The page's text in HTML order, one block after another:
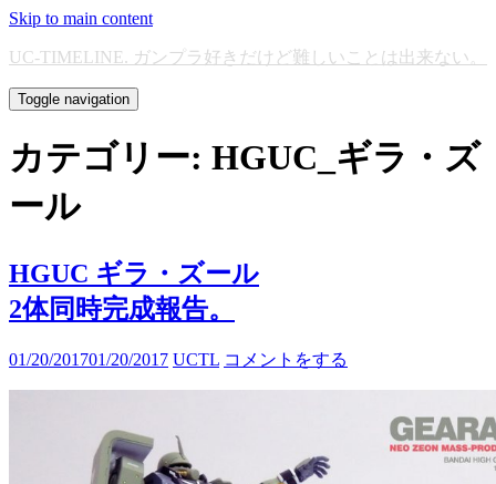
Skip to main content
UC-TIMELINE. ガンプラ好きだけど難しいことは出来ない。
Toggle navigation
カテゴリー: HGUC_ギラ・ズ
ール
HGUC ギラ・ズール
2体同時完成報告。
01/20/201701/20/2017 UCTL コメントをする